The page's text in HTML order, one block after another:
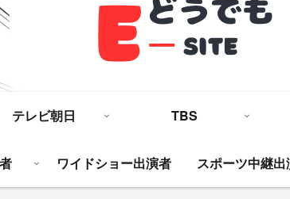
テレビ朝日 TBS
ワイドショー出演者 スポーツ中継出